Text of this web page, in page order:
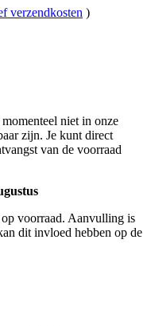
verzendkosten )
niet in onze
zijn. Je kunt direct
van de voorraad
voorraad. Aanvulling is
dit invloed hebben op de